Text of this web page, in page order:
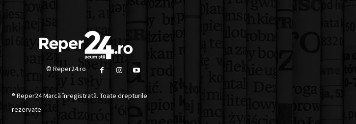
© Reper24.ro
® Reper24 Marcă înregistrată. Toate drepturile
rezervate